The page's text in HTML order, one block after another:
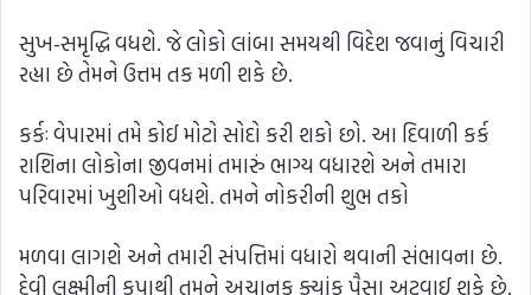
સુખ-સમૃદ્ધિ વધશે. જે લોકો લાંબા સમયથી વિદેશ જવાનું વિચારી
રહ્યા છે તેમને ઉત્તમ તક મળી શકે છે.
કર્કઃ વેપારમાં તમે કોઈ મોટો સોદો કરી શકો છો. આ દિવાળી કર્ક
રાશિના લોકોના જીવનમાં તમારું ભાગ્ય વધારશે અને તમારા
પરિવારમાં ખુશીઓ વધશે. તમને નોકરીની શુભ તકો
મળવા લાગશે અને તમારી સંપત્તિમાં વધારો થવાની સંભાવના છે.
દેવી લક્ષ્મીની કૃપાથી તમને અચાનક ક્યાંક પૈસા અટવાઈ શકે છે.